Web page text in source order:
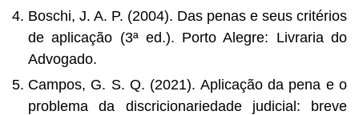
Boschi, J. A. P. (2004). Das penas e seus critérios
de aplicação (3ª ed.). Porto Alegre: Livraria do
Advogado.
Campos, G. S. Q. (2021). Aplicação da pena e o
problema da discricionariedade judicial: breve